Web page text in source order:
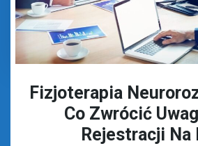
Fizjoterapia
Co Zwrócić
Rejestracji Na